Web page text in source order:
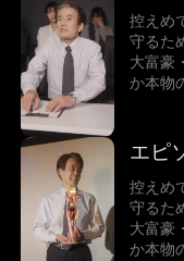
控えめ
守るた
大富豪
か本物
かる！
エピ
控えめ
守るた
大富豪
か本物